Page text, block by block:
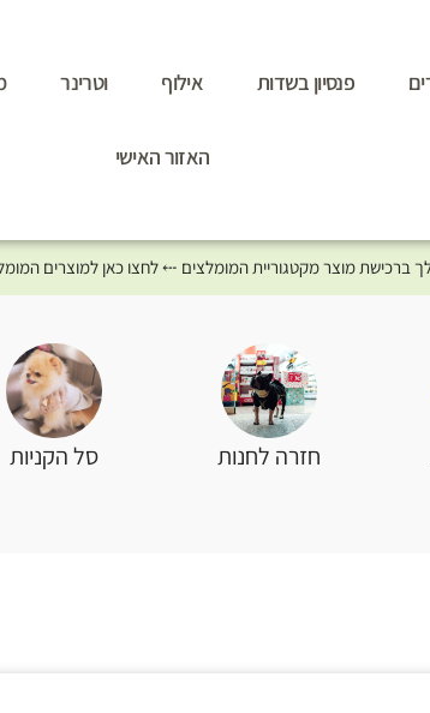
פנסיון בשדות אילוף וטרינר
האזור האישי
חזרה לחנות סל הקניות